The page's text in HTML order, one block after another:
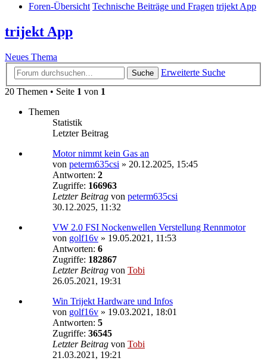
Foren-Übersicht Technische Beiträge und Fragen trijekt App
trijekt App
Neues Thema
Suche
Erweiterte Suche
20 Themen • Seite 1 von 1
Themen
Statistik
Letzter Beitrag
Motor nimmt kein Gas an
von peterm635csi » 20.12.2025, 15:45
Antworten: 2
Zugriffe: 166963
Letzter Beitrag von peterm635csi
30.12.2025, 11:32
VW 2.0 FSI Nockenwellen Verstellung Rennmotor
von golf16v » 19.05.2021, 11:53
Antworten: 6
Zugriffe: 182867
Letzter Beitrag von Tobi
26.05.2021, 19:31
Win Trijekt Hardware und Infos
von golf16v » 19.03.2021, 18:01
Antworten: 5
Zugriffe: 36545
Letzter Beitrag von Tobi
21.03.2021, 19:21